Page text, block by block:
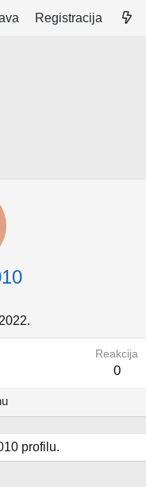
Registracija
Reakcija
0
profilu.